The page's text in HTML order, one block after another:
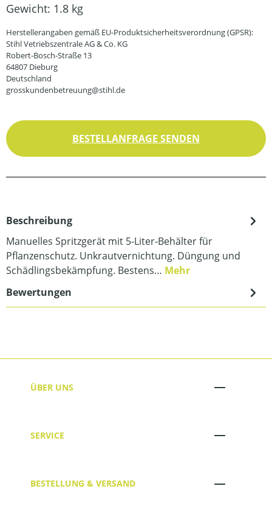
Gewicht: 1.8 kg
Herstellerangaben gemäß EU-Produktsicherheitsverordnung (GPSR):
Stihl Vetriebszentrale AG & Co. KG
Robert-Bosch-Straße 13
64807 Dieburg
Deutschland
grosskundenbetreuung@stihl.de
BESTELLANFRAGE SENDEN
Beschreibung
Manuelles Spritzgerät mit 5-Liter-Behälter für
Pflanzenschutz. Unkrautvernichtung. Düngung und
Schädlingsbekämpfung. Bestens… Mehr
Bewertungen
ÜBER UNS
SERVICE
BESTELLUNG & VERSAND